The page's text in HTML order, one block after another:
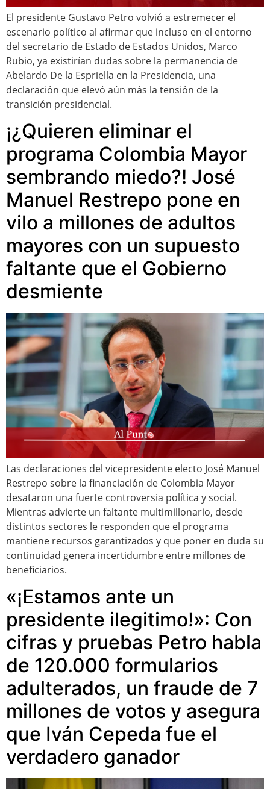
El presidente Gustavo Petro volvió a estremecer el
escenario político al afirmar que incluso en el entorno
del secretario de Estado de Estados Unidos, Marco
Rubio, ya existirían dudas sobre la permanencia de
Abelardo De la Espriella en la Presidencia, una
declaración que elevó aún más la tensión de la
transición presidencial.
¡¿Quieren eliminar el
programa Colombia Mayor
sembrando miedo?! José
Manuel Restrepo pone en
vilo a millones de adultos
mayores con un supuesto
faltante que el Gobierno
desmiente
Las declaraciones del vicepresidente electo José Manuel
Restrepo sobre la financiación de Colombia Mayor
desataron una fuerte controversia política y social.
Mientras advierte un faltante multimillonario, desde
distintos sectores le responden que el programa
mantiene recursos garantizados y que poner en duda su
continuidad genera incertidumbre entre millones de
beneficiarios.
«¡Estamos ante un
presidente ilegitimo!»: Con
cifras y pruebas Petro habla
de 120.000 formularios
adulterados, un fraude de 7
millones de votos y asegura
que Iván Cepeda fue el
verdadero ganador